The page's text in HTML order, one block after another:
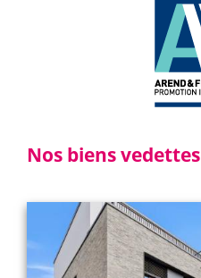
Nos biens vedettes